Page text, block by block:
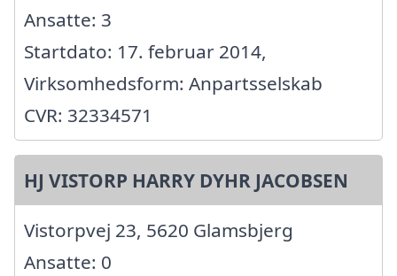
Ansatte: 3
Startdato: 17. februar 2014,
Virksomhedsform: Anpartsselskab
CVR: 32334571
HJ VISTORP HARRY DYHR JACOBSEN
Vistorpvej 23, 5620 Glamsbjerg
Ansatte: 0